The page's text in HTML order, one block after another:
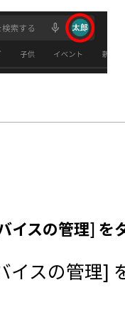
イスの管理] を
イスの管理]